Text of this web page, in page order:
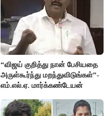
“விஜய் குறித்து நான் பேசியதை
அருள்கூர்ந்து மறந்துவிடுங்கள்”-
எம்.எல்.ஏ. மார்க்கண்டேயன்